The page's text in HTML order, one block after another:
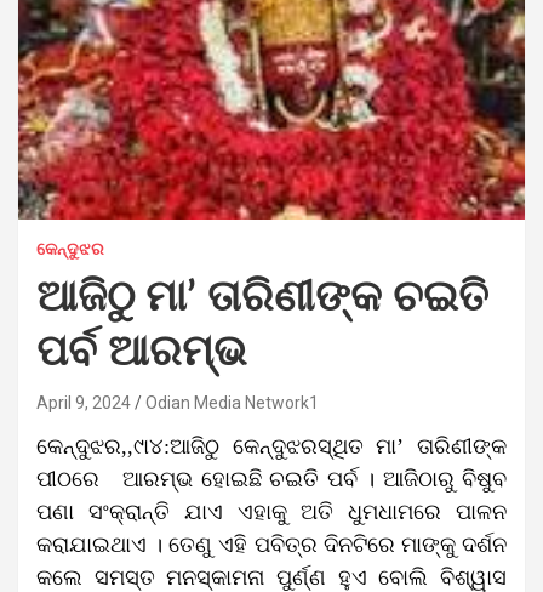
କେନ୍ଦୁଝର
ଆଜିଠୁ ମା’ ତାରିଣୀଙ୍କ ଚଇତି
ପର୍ବ ଆରମ୍ଭ
April 9, 2024 Odian Media Network1
କେନ୍ଦୁଝର,,୯ା୪:ଆଜିଠୁ କେନ୍ଦୁଝରସ୍ଥିତ ମା’ ତାରିଣୀଙ୍କ
ପୀଠରେ ଆରମ୍ଭ ହୋଇଛି ଚଇତି ପର୍ବ । ଆଜିଠାରୁ ବିଷୁବ
ପଣା ସଂକ୍ରାନ୍ତି ଯାଏ ଏହାକୁ ଅତି ଧୁମଧାମରେ ପାଳନ
କରାଯାଇଥାଏ । ତେଣୁ ଏହି ପବିତ୍ର ଦିନଟିରେ ମାଙ୍କୁ ଦର୍ଶନ
କଲେ ସମସ୍ତ ମନସ୍କାମନା ପୁର୍ଣ୍ଣ ହୁଏ ବୋଲି ବିଶ୍ୱାସ